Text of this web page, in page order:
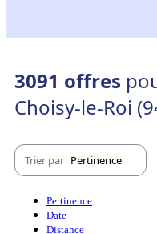
3091 offres
Choisy-le-Roi
Trier par Pertinence
Pertinence
Date
Distance